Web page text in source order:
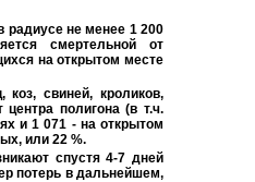
радиусе не менее 1 200
смертельной от
на открытом месте
свиней, кроликов,
полигона (в т.ч.
и 1 071 - на открытом
или 22 %.
спустя 4-7 дней
потерь в дальнейшем,